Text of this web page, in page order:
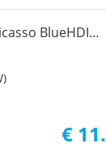
BlueHDI
€